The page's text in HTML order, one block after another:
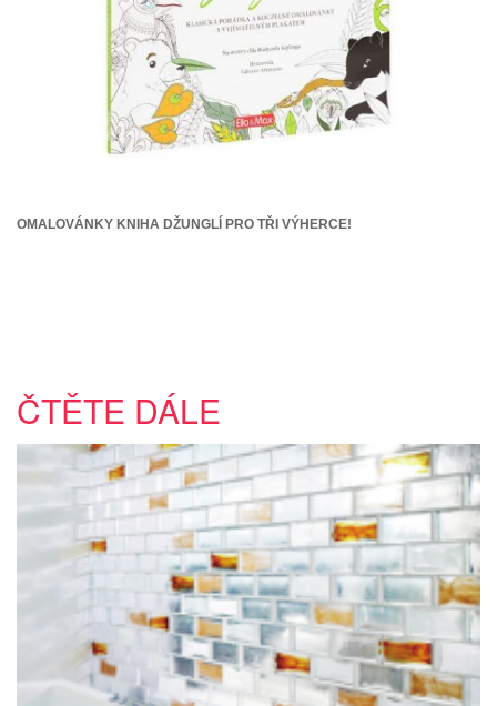
OMALOVÁNKY KNIHA DŽUNGLÍ PRO TŘI VÝHERCE!
ČTĚTE DÁLE